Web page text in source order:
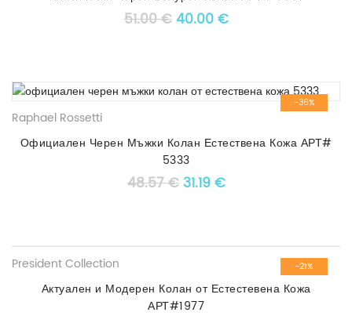
51.00€Original price was: 51.00 €.
40.00€Текущата цена е:
-36%
Raphael Rossetti
Официален Черен Мъжки Колан Естествена Кожа АРТ#
5333
48.57€ Original price was: 48.57
31.19€Текущата цена е:
-21%
President Collection
Актуален и Модерен Колан от Естестевена Кожа
АРТ#1977